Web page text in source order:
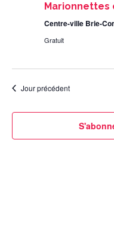
Marionnettes
Centre-ville Brie-
Gratuit
Jour précédent